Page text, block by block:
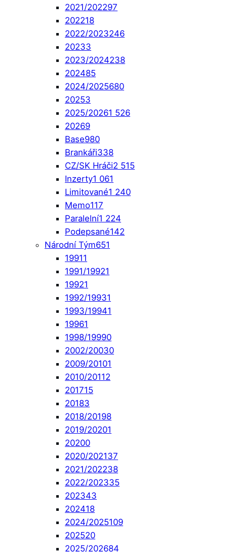
2021/202297
202218
2022/2023246
20233
2023/2024238
202485
2024/2025680
20253
2025/20261 526
20269
Base980
Brankáři338
CZ/SK Hráči2 515
Inzerty1 061
Limitované1 240
Memo117
Paralelní1 224
Podepsané142
Národní Tým651
19911
1991/19921
19921
1992/19931
1993/19941
19961
1998/19990
2002/20030
2009/20101
2010/20112
201715
20183
2018/20198
2019/20201
20200
2020/202137
2021/202238
2022/202335
202343
202418
2024/2025109
202520
2025/202684